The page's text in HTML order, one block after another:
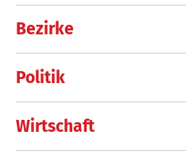
Bezirke
Politik
Wirtschaft